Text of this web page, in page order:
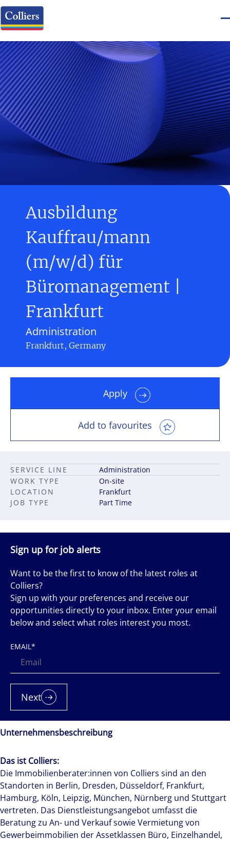
Ausbildung
Kauffrau/mann
(m/w/d) für
Büromanagement |
Frankfurt
Administration
Frankfurt, Germany
Unternehmensbeschreibung
Das ist Colliers:
Die Immobilienberater:innen von Colliers sind an den
Standorten in Berlin, Dresden, Düsseldorf, Frankfurt,
Hamburg, Köln, Leipzig, München, Nürnberg und Stuttgart
vertreten. Das Dienstleistungsangebot umfasst die
Beratung zu An- und Verkauf sowie Vermietung von
Gewerbeimmobilien der Assetklassen Büro, Einzelhandel,
Apply
Add to favourites
JOB TYPE Part Time
LOCATION Frankfurt
SERVICE LINE
Administration
WORK TYPE
On-site
Sign up for job alerts
Want to be the first to know of the latest roles at
Colliers?
Sign up with your preferences and receive our
opportunities directly to your inbox. Enter your email
below and select what roles interest you most.
EMAIL*
Next